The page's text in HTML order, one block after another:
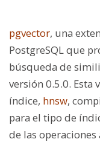
pgvector, una
PostgreSQL que
búsqueda de
versión 0.5.0. Esta
índice, hnsw,
para el tipo de
de las operaciones